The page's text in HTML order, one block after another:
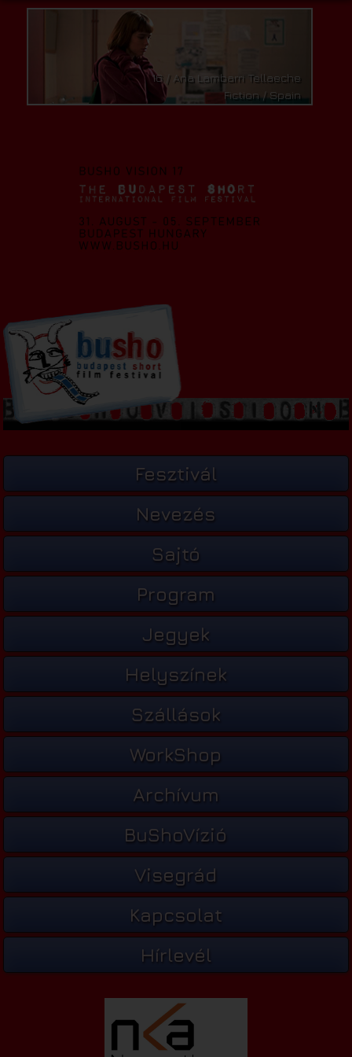
16 / Ana Lambarri Tellaeche
Fiction / Spain
Fesztivál
Nevezés
Sajtó
Program
Jegyek
Helyszínek
Szállások
WorkShop
Archívum
BuShoVízió
Visegrád
Kapcsolat
Hírlevél